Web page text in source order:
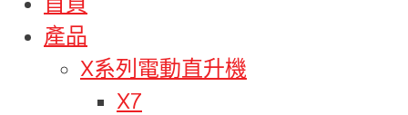
產品
X系列電動直升機
X7